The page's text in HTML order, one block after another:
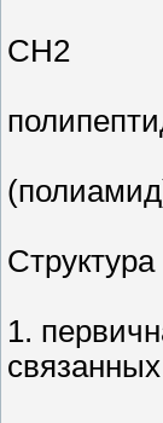
СН2
1.